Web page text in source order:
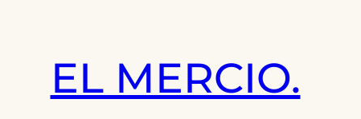
EL MERCIO.